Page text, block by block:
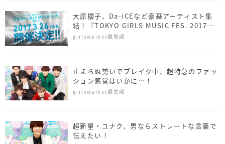
大原櫻子、Da-iCEなど豪華アーティスト集
結！『TOKYO GIRLS MUSIC FES. 2017』
開催決定！
girlswalker編集部
止まらぬ勢いでブレイク中、超特急のファッ
ション感覚はいかに…！
girlswalker編集部
超新星・ユナク、男ならストレートな言葉で
伝えたい！